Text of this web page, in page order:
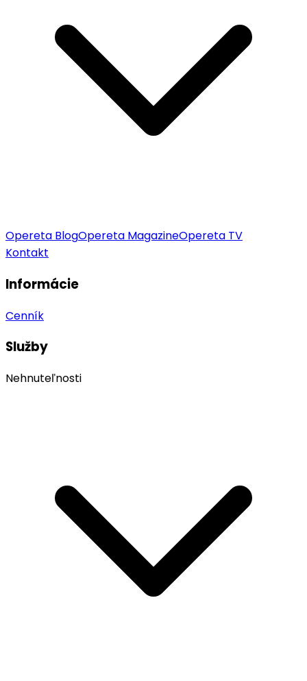
Opereta BlogOpereta MagazineOpereta TV
Kontakt
Informácie
Cenník
Služby
Nehnuteľnosti